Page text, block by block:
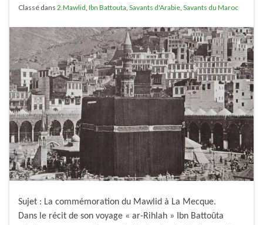
Classé dans 2.Mawlid Ibn Battouta Savants d'Arabie Savants du Maroc
Sujet : La commémoration du Mawlid à La Mecque.
Dans le récit de son voyage « ar-Rihlah » Ibn Battoûta